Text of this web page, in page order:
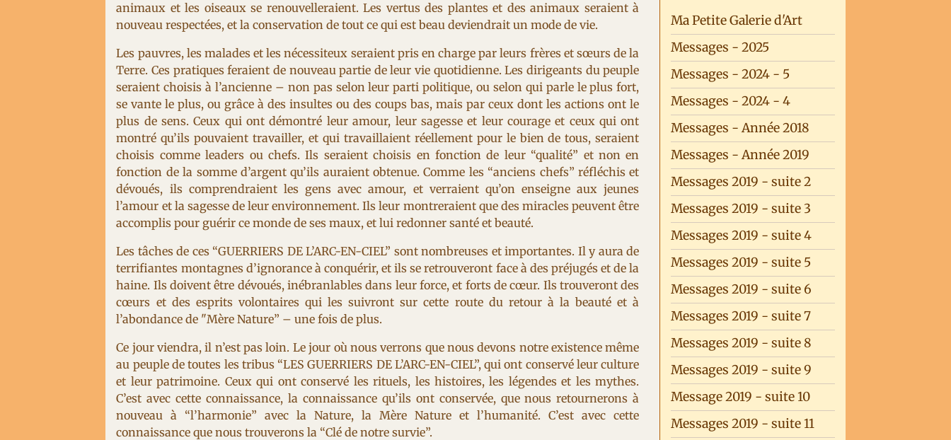
animaux et les oiseaux se renouvelleraient. Les vertus des plantes et des animaux seraient à
nouveau respectées, et la conservation de tout ce qui est beau deviendrait un mode de vie.
Les pauvres, les malades et les nécessiteux seraient pris en charge par leurs frères et sœurs de la
Terre. Ces pratiques feraient de nouveau partie de leur vie quotidienne. Les dirigeants du peuple
seraient choisis à l’ancienne – non pas selon leur parti politique, ou selon qui parle le plus fort,
se vante le plus, ou grâce à des insultes ou des coups bas, mais par ceux dont les actions ont le
plus de sens. Ceux qui ont démontré leur amour, leur sagesse et leur courage et ceux qui ont
montré qu’ils pouvaient travailler, et qui travaillaient réellement pour le bien de tous, seraient
choisis comme leaders ou chefs. Ils seraient choisis en fonction de leur “qualité” et non en
fonction de la somme d’argent qu’ils auraient obtenue. Comme les “anciens chefs” réfléchis et
dévoués, ils comprendraient les gens avec amour, et verraient qu’on enseigne aux jeunes
l’amour et la sagesse de leur environnement. Ils leur montreraient que des miracles peuvent être
accomplis pour guérir ce monde de ses maux, et lui redonner santé et beauté.
Les tâches de ces “GUERRIERS DE L’ARC-EN-CIEL” sont nombreuses et importantes. Il y aura de
terrifiantes montagnes d’ignorance à conquérir, et ils se retrouveront face à des préjugés et de la
haine. Ils doivent être dévoués, inébranlables dans leur force, et forts de cœur. Ils trouveront des
cœurs et des esprits volontaires qui les suivront sur cette route du retour à la beauté et à
l’abondance de "Mère Nature” – une fois de plus.
Ce jour viendra, il n’est pas loin. Le jour où nous verrons que nous devons notre existence même
au peuple de toutes les tribus “LES GUERRIERS DE L’ARC-EN-CIEL”, qui ont conservé leur culture
et leur patrimoine. Ceux qui ont conservé les rituels, les histoires, les légendes et les mythes.
C’est avec cette connaissance, la connaissance qu’ils ont conservée, que nous retournerons à
nouveau à “l’harmonie” avec la Nature, la Mère Nature et l’humanité. C’est avec cette
connaissance que nous trouverons la “Clé de notre survie”.
Ma Petite Galerie d'Art
Messages - 2025
Messages - 2024 - 5
Messages - 2024 - 4
Messages - Année 2018
Messages - Année 2019
Messages 2019 - suite 2
Messages 2019 - suite 3
Messages 2019 - suite 4
Messages 2019 - suite 5
Messages 2019 - suite 6
Messages 2019 - suite 7
Messages 2019 - suite 8
Messages 2019 - suite 9
Message 2019 - suite 10
Messages 2019 - suite 11